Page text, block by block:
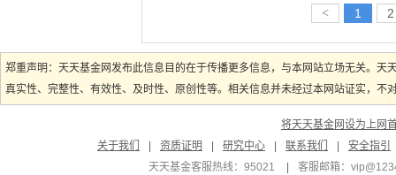
< 1 2
郑重声明：天天基金网发布此信息目的在于传播更多信息，与本网站立场无关。
真实性、完整性、有效性、及时性、原创性等。相关信息并未经过本网站证实，
将天天基金网设为上网
关于我们
资质证明 研究中心 联系我们
安全指引
天天基金客服热线：95021
客服邮箱：